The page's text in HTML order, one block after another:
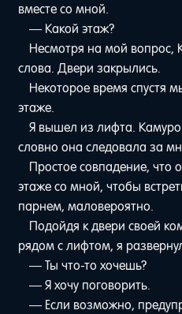
вместе со мной.
— Какой этаж?
Несмотря на мой вопрос,
слова. Двери закрылись.
Некоторое время спустя
этаже.
Я вышел из лифта.
словно она следовала за
Простое совпадение,
этаже со мной, чтобы
парнем, маловероятно.
Подойдя к двери своей
рядом с лифтом, я
— Ты что-то хочешь?
— Я хочу поговорить.
— Если возможно,